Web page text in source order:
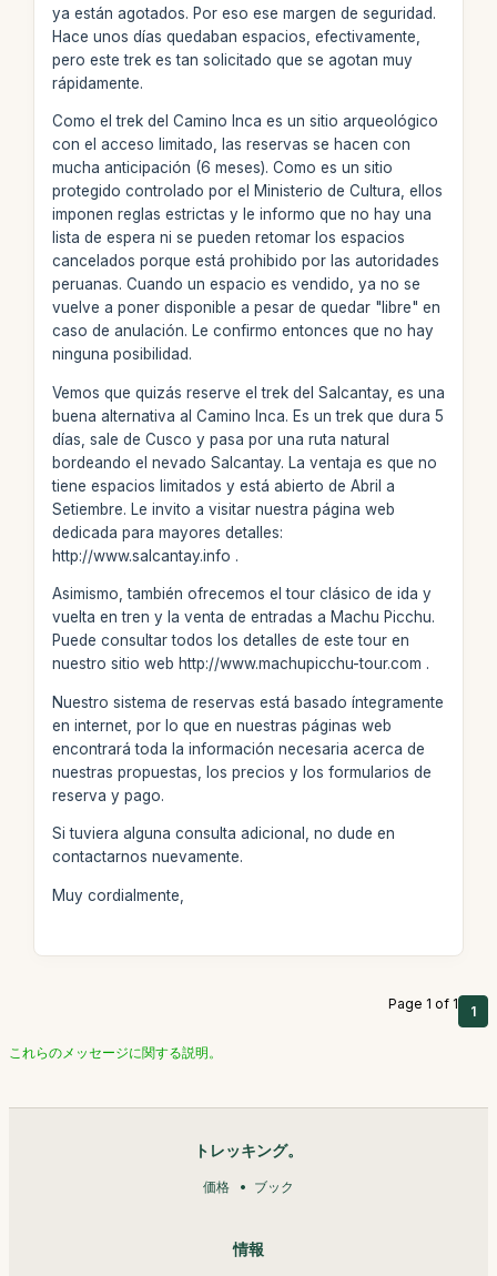
ya están agotados. Por eso ese margen de seguridad.
Hace unos días quedaban espacios, efectivamente,
pero este trek es tan solicitado que se agotan muy
rápidamente.
Como el trek del Camino Inca es un sitio arqueológico
con el acceso limitado, las reservas se hacen con
mucha anticipación (6 meses). Como es un sitio
protegido controlado por el Ministerio de Cultura, ellos
imponen reglas estrictas y le informo que no hay una
lista de espera ni se pueden retomar los espacios
cancelados porque está prohibido por las autoridades
peruanas. Cuando un espacio es vendido, ya no se
vuelve a poner disponible a pesar de quedar "libre" en
caso de anulación. Le confirmo entonces que no hay
ninguna posibilidad.
Vemos que quizás reserve el trek del Salcantay, es una
buena alternativa al Camino Inca. Es un trek que dura 5
días, sale de Cusco y pasa por una ruta natural
bordeando el nevado Salcantay. La ventaja es que no
tiene espacios limitados y está abierto de Abril a
Setiembre. Le invito a visitar nuestra página web
dedicada para mayores detalles:
http://www.salcantay.info .
Asimismo, también ofrecemos el tour clásico de ida y
vuelta en tren y la venta de entradas a Machu Picchu.
Puede consultar todos los detalles de este tour en
nuestro sitio web http://www.machupicchu-tour.com .
Nuestro sistema de reservas está basado íntegramente
en internet, por lo que en nuestras páginas web
encontrará toda la información necesaria acerca de
nuestras propuestas, los precios y los formularios de
reserva y pago.
Si tuviera alguna consulta adicional, no dude en
contactarnos nuevamente.
Muy cordialmente,
Page 1 of 1 1
これらのメッセージに関する説明。
トレッキング。
価格 ブック
情報